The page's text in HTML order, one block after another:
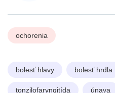
ochorenia
bolesť hlavy bolesť hrdla
tonzilofaryngitída únava